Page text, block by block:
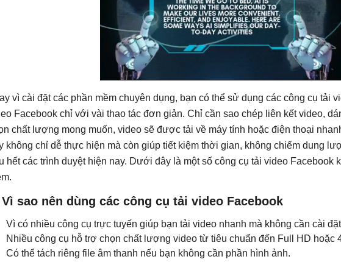
vì cài đặt các phần mềm chuyên dụng, bạn có thể sử dụng các công cụ tải
Facebook chỉ với vài thao tác đơn giản. Chỉ cần sao chép liên kết video,
chất lượng mong muốn, video sẽ được tải về máy tính hoặc điện thoại
không chỉ dễ thực hiện mà còn giúp tiết kiệm thời gian, không chiếm dung
hết các trình duyệt hiện nay. Dưới đây là một số công cụ tải video Facebook
sao nên dùng các công cụ tải video Facebook
Vì có nhiều công cụ trực tuyến giúp bạn tải video nhanh mà không cần cài
Nhiều công cụ hỗ trợ chọn chất lượng video từ tiêu chuẩn đến Full HD hoặc
Có thể tách riêng file âm thanh nếu bạn không cần phần hình ảnh.